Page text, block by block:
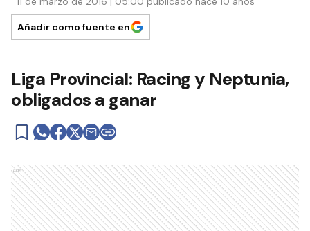
Añadir como fuente en
Liga Provincial: Racing y Neptunia,
obligados a ganar
Ads